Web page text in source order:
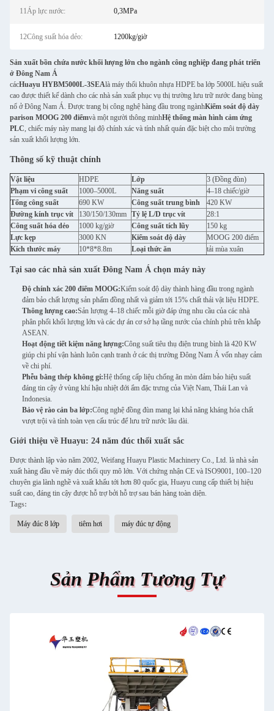
11Áp lực nước: 0,3MPa
12Công suất hóa dẻo: 1200kg/giờ
Sản xuất bồn chứa nước khối lượng lớn cho ngành công nghiệp đang phát triển
ở Đông Nam Á
cácHuayu HYBM5000L-3SEAlà máy thổi khuôn nhựa HDPE ba lớp 5000L hiệu suất
cao được thiết kế dành cho các nhà sản xuất phục vụ thị trường lưu trữ nước đang bùng
nổ ở Đông Nam Á. Được trang bị công nghệ hàng đầu trong ngànhKiểm soát độ dày
parison MOOG 200 điểmvà một người thông minhHệ thống màn hình cảm ứng
PLC, chiếc máy này mang lại độ chính xác và tính nhất quán đặc biệt cho môi trường
sản xuất khối lượng lớn.
Thông số kỹ thuật chính
Vật liệu HDPE Lớp
3 (Đồng đùn)
Phạm vi công suất
1000–5000L Năng suất
4–18 chiếc/giờ
Tổng công suất
690 KW Công suất trung bình
420 KW
Đường kính trục vít
130/150/130mm Tỷ lệ L/D trục vít
28:1
Công suất hóa dẻo
1000 kg/giờ Công suất tích lũy
150 kg
Lực kẹp
3000 KN Kiểm soát độ dày
MOOG 200 điểm
Kích thước máy
10*8*8.8m Loại thức ăn tải mùa xuân
Tại sao các nhà sản xuất Đông Nam Á chọn máy này
Độ chính xác 200 điểm MOOG:Kiểm soát độ dày thành hàng đầu trong ngành
đảm bảo chất lượng sản phẩm đồng nhất và giảm tới 15% chất thải vật liệu HDPE.
Thông lượng cao:Sản lượng 4–18 chiếc mỗi giờ đáp ứng nhu cầu của các nhà
phân phối khối lượng lớn và các dự án cơ sở hạ tầng nước của chính phủ trên khắp
ASEAN.
Hoạt động tiết kiệm năng lượng:Công suất tiêu thụ điện trung bình là 420 KW
giúp chi phí vận hành luôn cạnh tranh ở các thị trường Đông Nam Á vốn nhạy cảm
về chi phí.
Phễu bằng thép không gỉ:Hệ thống cấp liệu chống ăn mòn đảm bảo hiệu suất
đáng tin cậy ở vùng khí hậu nhiệt đới ẩm đặc trưng của Việt Nam, Thái Lan và
Indonesia.
Bảo vệ rào cản ba lớp:Công nghệ đồng đùn mang lại khả năng kháng hóa chất
vượt trội và tính toàn vẹn cấu trúc để lưu trữ nước lâu dài.
Giới thiệu về Huayu: 24 năm đúc thổi xuất sắc
Được thành lập vào năm 2002, Weifang Huayu Plastic Machinery Co., Ltd. là nhà sản
xuất hàng đầu về máy đúc thổi quy mô lớn. Với chứng nhận CE và ISO9001, 100–120
chuyên gia lành nghề và xuất khẩu tới hơn 80 quốc gia, Huayu cung cấp thiết bị hiệu
suất cao, đáng tin cậy được hỗ trợ bởi hỗ trợ sau bán hàng toàn diện.
Tags:
Máy đúc 8 lớp tiêm hơi máy đúc tự động
Sản Phẩm Tương Tự